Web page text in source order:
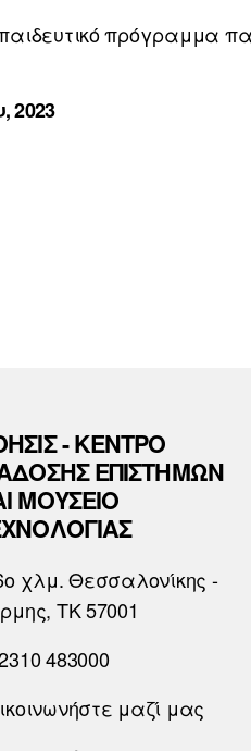
πρόγραμμα
2023
- ΚΕΝΤΡΟ
ΕΠΙΣΤΗΜΩΝ
ΜΟΥΣΕΙΟ
χλμ. Θεσσαλονίκης -
ΤΚ 57001
483000
μαζί μας